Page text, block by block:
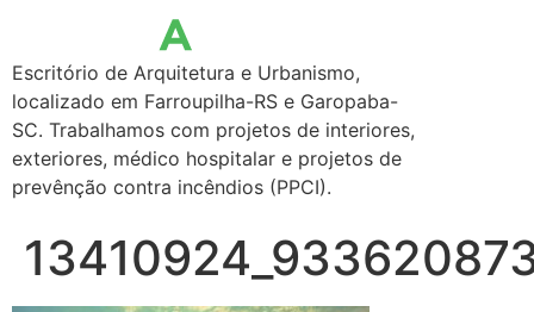
Escritório de Arquitetura e Urbanismo,
localizado em Farroupilha-RS e Garopaba-
SC. Trabalhamos com projetos de interiores,
exteriores, médico hospitalar e projetos de
prevênção contra incêndios (PPCI).